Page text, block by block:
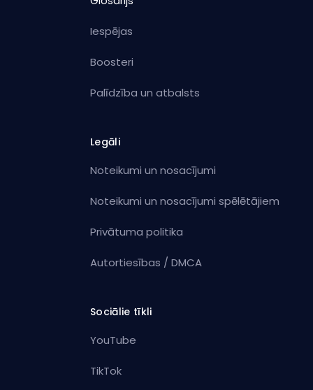
Iespējas
Boosteri
Palīdzība un atbalsts
Legāli
Noteikumi un nosacījumi
Noteikumi un nosacījumi spēlētājiem
Privātuma politika
Autortiesības / DMCA
Sociālie tīkli
YouTube
TikTok